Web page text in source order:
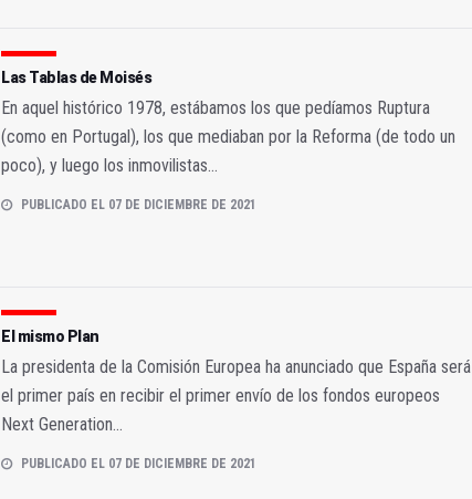
Las Tablas de Moisés
En aquel histórico 1978, estábamos los que pedíamos Ruptura
(como en Portugal), los que mediaban por la Reforma (de todo un
poco), y luego los inmovilistas...
PUBLICADO EL 07 DE DICIEMBRE DE 2021
El mismo Plan
La presidenta de la Comisión Europea ha anunciado que España será
el primer país en recibir el primer envío de los fondos europeos
Next Generation...
PUBLICADO EL 07 DE DICIEMBRE DE 2021